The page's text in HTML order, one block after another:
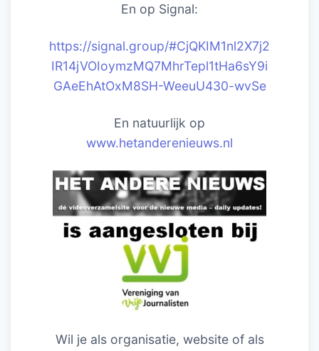
En op Signal:
https://signal.group/#CjQKIM1nl2X7j2
IR14jVOIoymzMQ7MhrTepl1tHa6sY9i
GAeEhAtOxM8SH-WeeuU430-wvSe
En natuurlijk op
www.hetanderenieuws.nl
Wil je als organisatie, website of als